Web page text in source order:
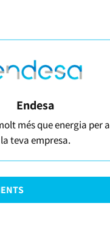
Endesa
més que energia per a
la teva empresa.